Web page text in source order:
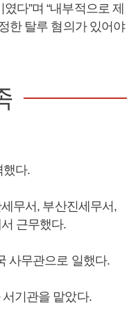
다”며 “내부적으로 제
한 탈루 혐의가 있어야
했다.
무서, 부산진세무서,
근무했다.
사무관으로 일했다.
기관을 맡았다.